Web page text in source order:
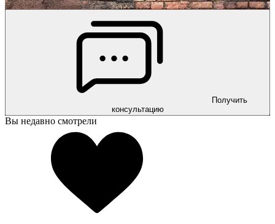
Получить
консультацию
Вы недавно смотрели